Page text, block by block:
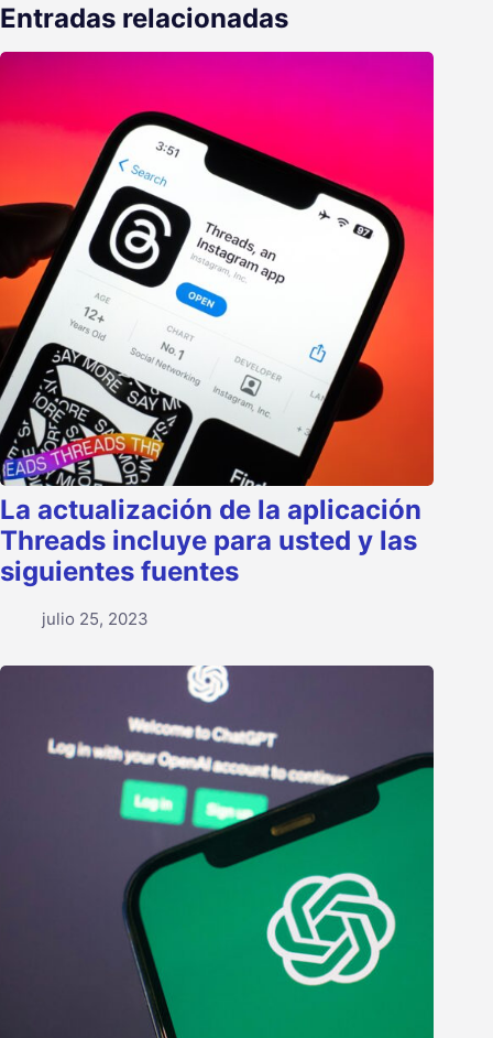
Entradas relacionadas
La actualización de la aplicación
Threads incluye para usted y las
siguientes fuentes
julio 25, 2023